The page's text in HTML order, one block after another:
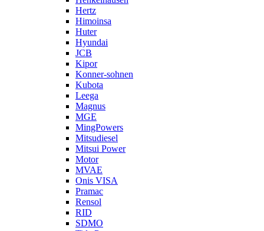
Hertz
Himoinsa
Huter
Hyundai
JCB
Kipor
Konner-sohnen
Kubota
Leega
Magnus
MGE
MingPowers
Mitsudiesel
Mitsui Power
Motor
MVAE
Onis VISA
Pramac
Rensol
RID
SDMO